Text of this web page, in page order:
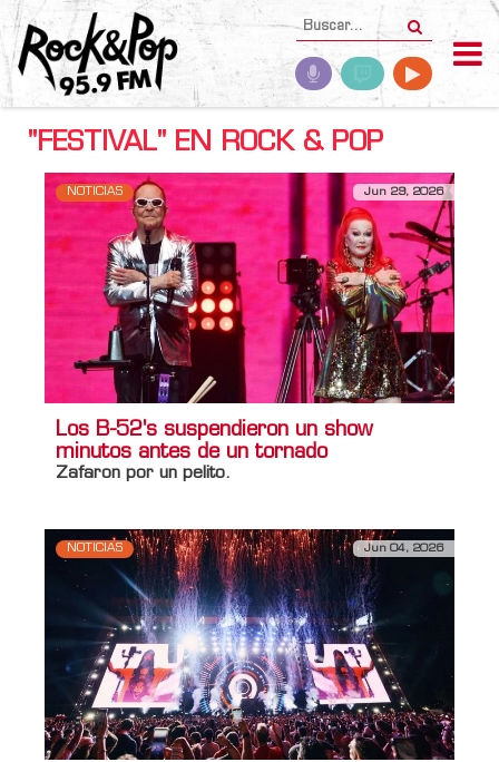
"FESTIVAL" EN ROCK & POP
NOTICIAS Jun 29, 2026
Los B-52's suspendieron un show
minutos antes de un tornado
Zafaron por un pelito.
NOTICIAS Jun 04, 2026